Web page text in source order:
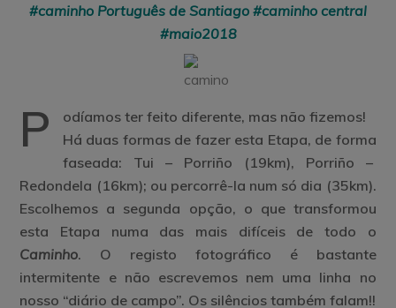
#caminho Português de Santiago #caminho central
#maio2018
P
odíamos ter feito diferente, mas não fizemos!
Há duas formas de fazer esta Etapa, de forma
faseada: Tui – Porriño (19km), Porriño –
Redondela (16km); ou percorrê-la num só dia (35km).
Escolhemos a segunda opção, o que transformou
esta Etapa numa das mais difíceis de todo o
Caminho. O registo fotográfico é bastante
intermitente e não escrevemos nem uma linha no
nosso “diário de campo”. Os silêncios também falam!!